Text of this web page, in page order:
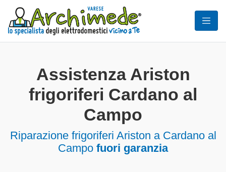
Assistenza Ariston
frigoriferi Cardano al
Campo
Riparazione frigoriferi Ariston a Cardano al
Campo fuori garanzia